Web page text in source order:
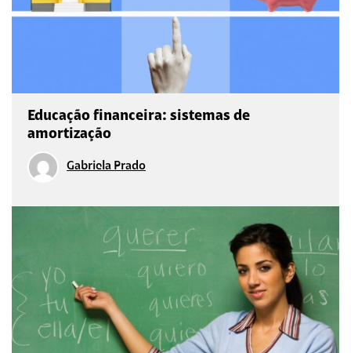
Educação financeira: sistemas de
amortização
Gabriela Prado